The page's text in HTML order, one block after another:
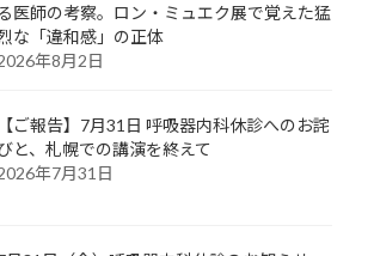
医師の考察。ロン・ミュエク展で覚えた猛
な「違和感」の正体
年8月2日
【ご報告】7月31日 呼吸器内科休診へのお詫
と、札幌での講演を終えて
年7月31日